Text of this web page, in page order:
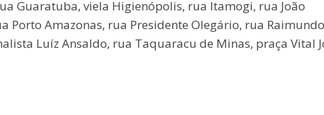
Guaratuba, viela Higienópolis, rua ltamogi, rua João
Porto Amazonas, rua Presidente Olegário, rua Raimundo
Luíz Ansaldo, rua Taquaracu de Minas, praça Vital